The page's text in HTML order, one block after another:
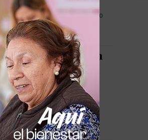
importador privado de
9 de abril por el Servicio
pero aún
del Banco de México (BdeM),
en México ha bajado y ya se